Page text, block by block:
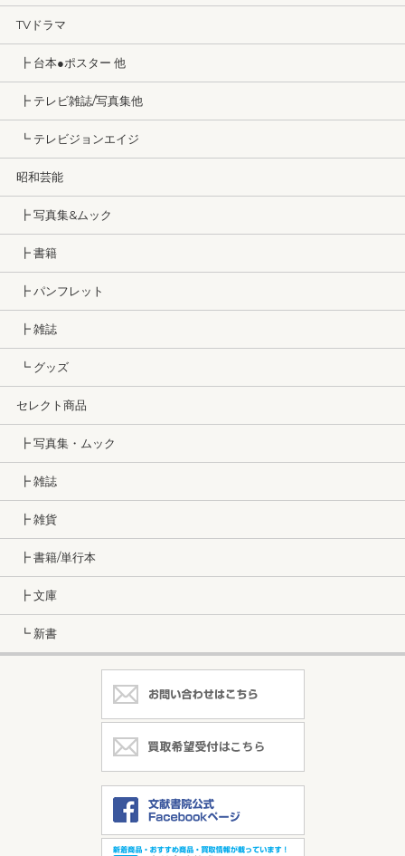
TVドラマ
┣ 台本●ポスター 他
┣ テレビ雑誌/写真集他
┗ テレビジョンエイジ
昭和芸能
┣ 写真集&ムック
┣ 書籍
┣ パンフレット
┣ 雑誌
┗ グッズ
セレクト商品
┣ 写真集・ムック
┣ 雑誌
┣ 雑貨
┣ 書籍/単行本
┣ 文庫
┗ 新書